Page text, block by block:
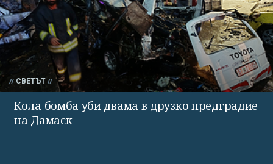
СВЕТЪТ
Кола бомба уби двама в друзко предградие
на Дамаск